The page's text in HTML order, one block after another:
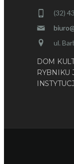
(32)
ul.
DOM
RYBNIKU